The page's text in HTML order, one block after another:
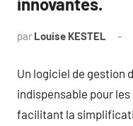
par Louise KESTEL
Un logiciel de gestion
indispensable pour
facilitant la